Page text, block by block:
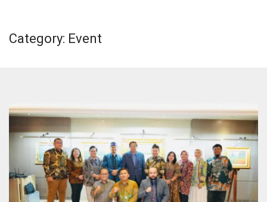
Category: Event